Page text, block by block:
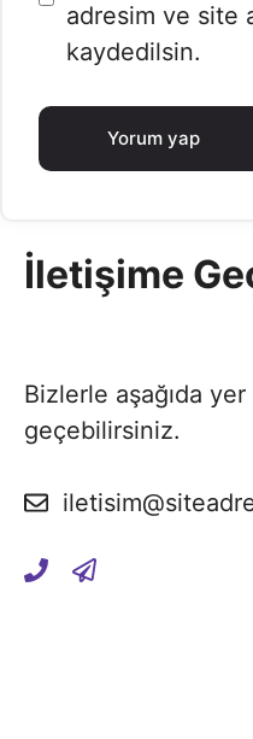
adresim ve site
kaydedilsin.
İletişime
Bizlerle aşağıda
geçebilirsiniz.